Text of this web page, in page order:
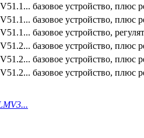
базовое устройство, плюс
базовое устройство, плюс
базовое устройство,
базовое устройство, плюс
базовое устройство, плюс
базовое устройство, плюс